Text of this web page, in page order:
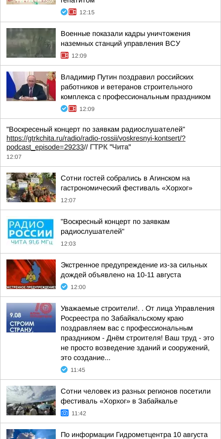
12:15
Военные показали кадры уничтожения
наземных станций управления ВСУ
12:09
Владимир Путин поздравил российских
работников и ветеранов строительного
комплекса с профессиональным праздником
12:09
"Воскресеный концерт по заявкам радиослушателей"
https://gtrkchita.ru/radio/radio-rossii/voskresnyi-kontsert/?
podcast_episode=29233// ГТРК "Чита"
12:07
Сотни гостей собрались в Агинском на
гастрономический фестиваль «Хорхог»
12:07
"Воскресный концерт по заявкам
радиослушателей"
12:03
Экстренное предупреждение из-за сильных
дождей объявлено на 10-11 августа
12:00
Уважаемые строители!. . От лица Управления
Росреестра по Забайкальскому краю
поздравляем вас с профессиональным
праздником - Днём строителя! Ваш труд - это
не просто возведение зданий и сооружений,
это создание...
11:45
Сотни человек из разных регионов посетили
фестиваль «Хорхог» в Забайкалье
11:42
По информации Гидрометцентра 10 августа